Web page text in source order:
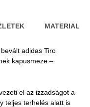
MATERIAL
adidas Tiro
kapusmeze –
el az izzadságot a
teljes terhelés alatt is